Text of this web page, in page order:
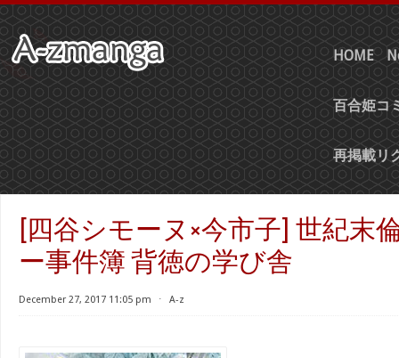
HOME
百合姫コ
再掲載リ
[四谷シモーヌ×今市子] 世紀末
ー事件簿 背徳の学び舎
December 27, 2017 11:05 pm ⋅ A-z